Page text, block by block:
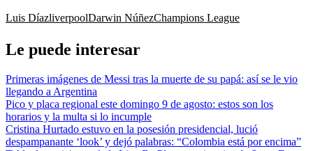
Luis DíazliverpoolDarwin NúñezChampions League
Le puede interesar
Primeras imágenes de Messi tras la muerte de su papá: así se le vio
llegando a Argentina
Pico y placa regional este domingo 9 de agosto: estos son los
horarios y la multa si lo incumple
Cristina Hurtado estuvo en la posesión presidencial, lució
despampanante ‘look’ y dejó palabras: “Colombia está por encima”